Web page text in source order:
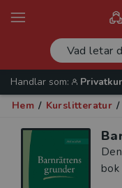
Handlar som:
Hem / Kurslitteratur /
bok